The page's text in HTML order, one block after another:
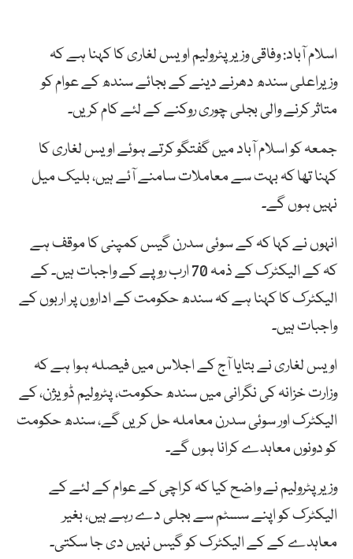
اسلام آباد: وفاقی وزیرپٹرولیم اویس لغاری کا کہنا ہے کہ
وزیراعلی سندھ دھرنے دینے کے بجائے سندھ کے عوام کو
متاثر کرنے والی بجلی چوری روکنے کے لئے کام کریں۔
جمعہ کو اسلام آباد میں گفتگو کرتے ہوئے اویس لغاری کا
کہنا تھا کہ بہت سے معاملات سامنے آئے ہیں، بلیک میل
نہیں ہوں گے۔
انہوں نے کہا کہ کے سوئی سدرن گیس کمپنی کا موقف ہے
کہ کے الیکٹرک کے ذمہ 70 ارب روپے کے واجبات ہیں۔ کے
الیکٹرک کا کہنا ہے کہ سندھ حکومت کے اداروں پر اربوں کے
واجبات ہیں۔
اویس لغاری نے بتایا آج کے اجلاس میں فیصلہ ہوا ہے کہ
وزارت خزانہ کی نگرانی میں سندھ حکومت، پٹرولیم ڈویژن، کے
الیکٹرک اور سوئی سدرن معاملہ حل کریں گے، سندھ حکومت
کو دونوں معاہدے کرانا ہوں گے۔
وزیر پٹرولیم نے واضح کیا کہ کراچی کے عوام کے لئے کے
الیکٹرک کو اپنے سسٹم سے بجلی دے رہے ہیں، بغیر
معاہدے کے کے الیکٹرک کو گیس نہیں دی جا سکتی۔